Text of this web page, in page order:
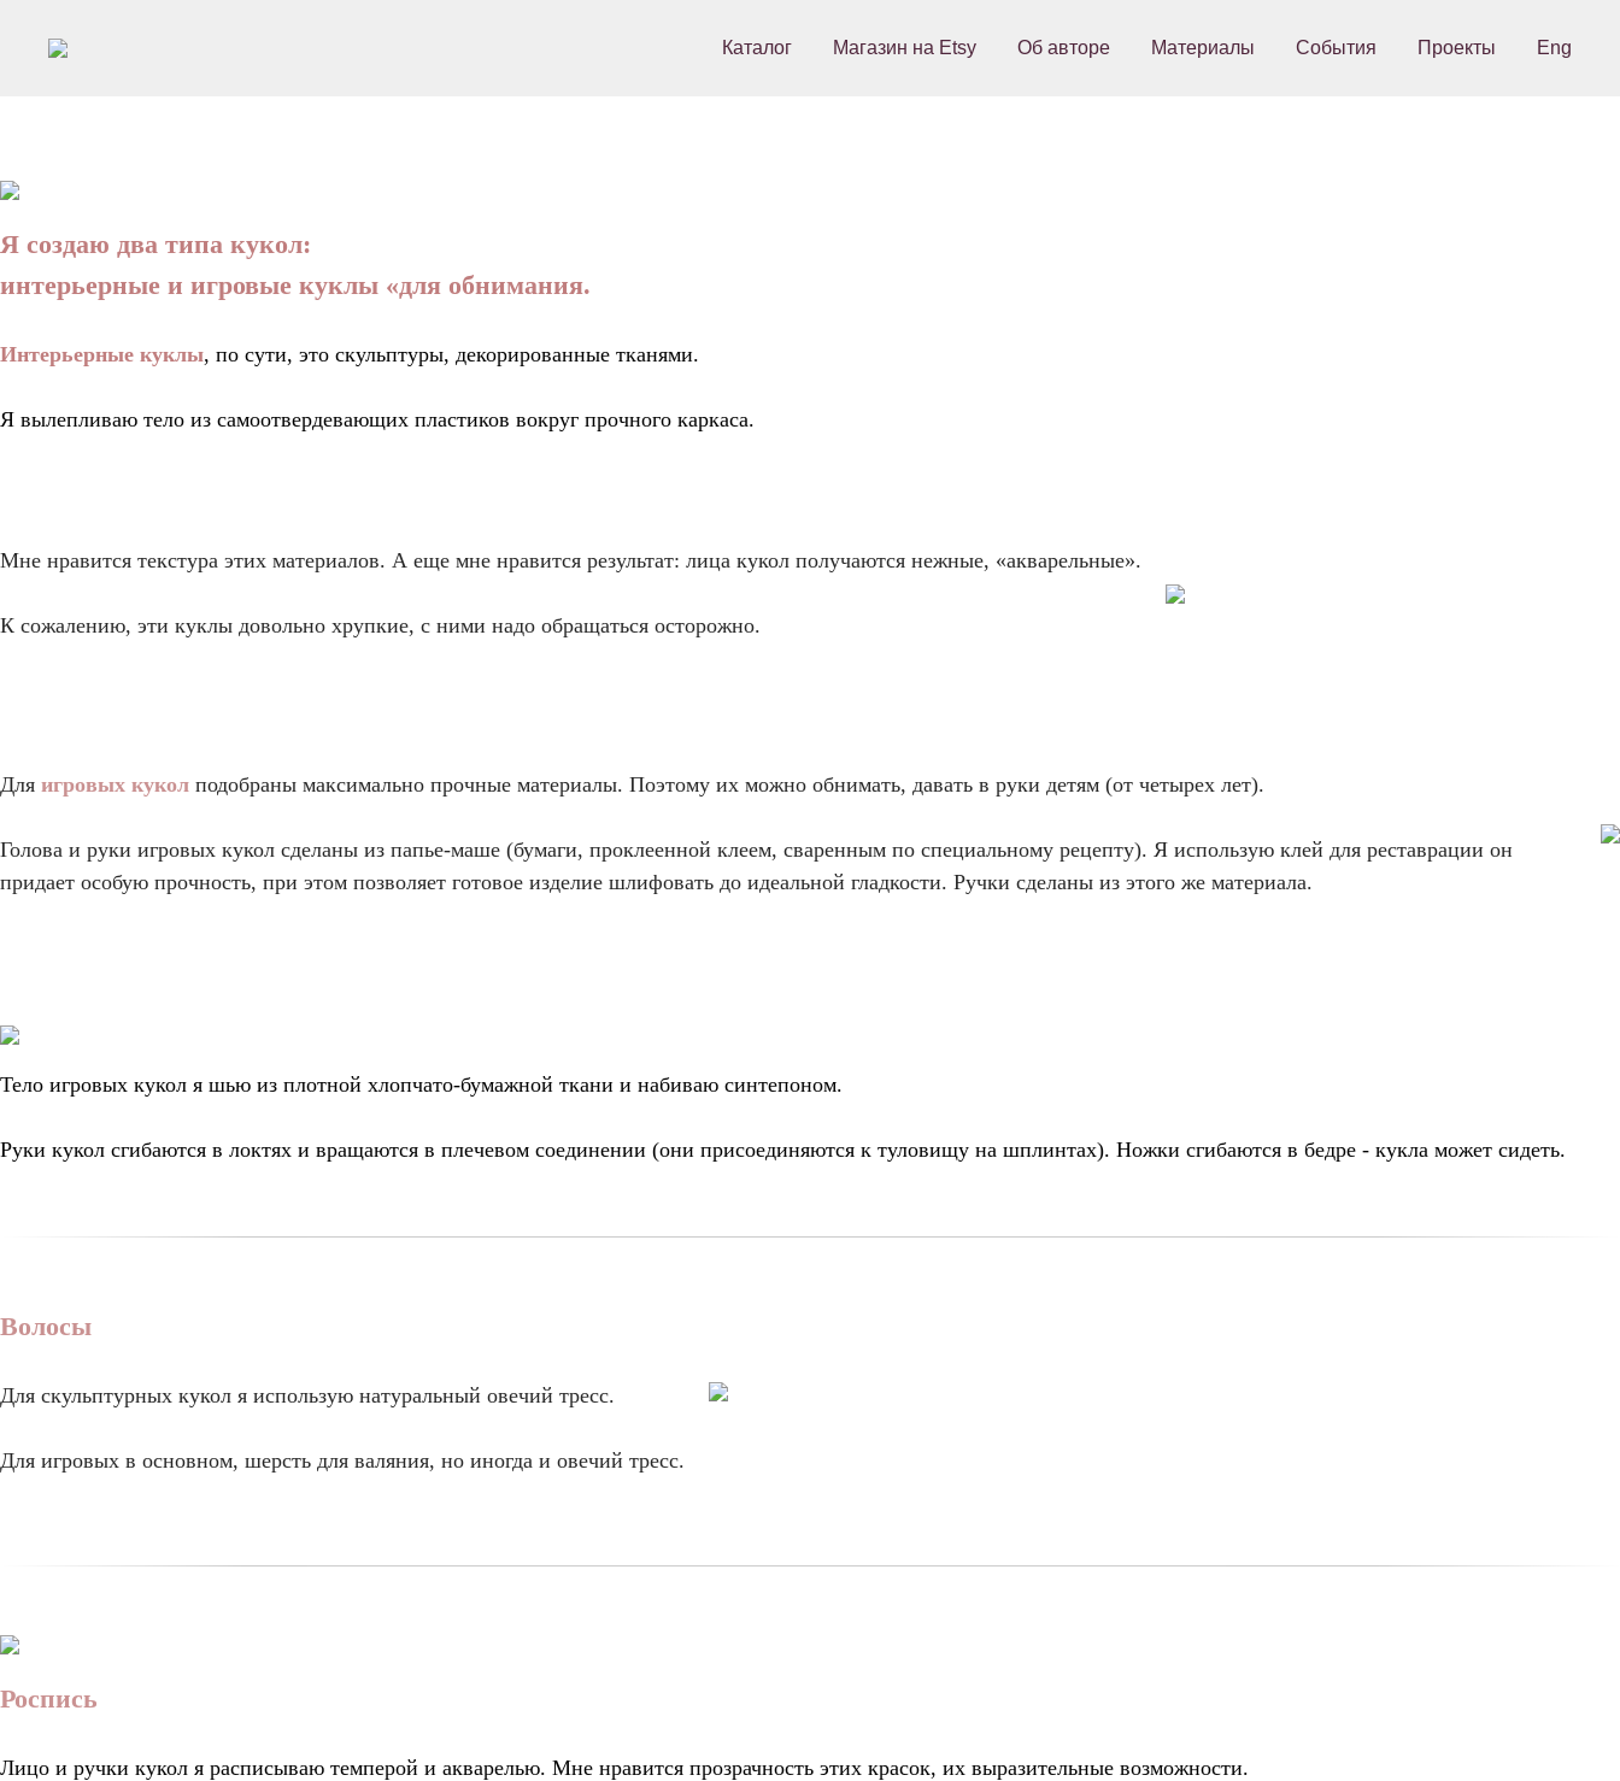
Каталог Магазин на Etsy Об авторе Материалы События Проекты Eng
Я создаю два типа кукол:
интерьерные и игровые куклы «для обнимания.
Интерьерные куклы, по сути, это скульптуры, декорированные тканями.
Я вылепливаю тело из самоотвердевающих пластиков вокруг прочного каркаса.
Мне нравится текстура этих материалов. А еще мне нравится результат: лица кукол получаются нежные, «акварельные».
К сожалению, эти куклы довольно хрупкие, с ними надо обращаться осторожно.
Для игровых кукол подобраны максимально прочные материалы. Поэтому их можно обнимать, давать в руки детям (от четырех лет).
Голова и руки игровых кукол сделаны из папье-маше (бумаги, проклеенной клеем, сваренным по специальному рецепту). Я использую клей для реставрации он
придает особую прочность, при этом позволяет готовое изделие шлифовать до идеальной гладкости. Ручки сделаны из этого же материала.
Тело игровых кукол я шью из плотной хлопчато-бумажной ткани и набиваю синтепоном.
Руки кукол сгибаются в локтях и вращаются в плечевом соединении (они присоединяются к туловищу на шплинтах). Ножки сгибаются в бедре - кукла может сидеть.
Волосы
Для скульптурных кукол я использую натуральный овечий тресс.
Для игровых в основном, шерсть для валяния, но иногда и овечий тресс.
Роспись
Лицо и ручки кукол я расписываю темперой и акварелью. Мне нравится прозрачность этих красок, их выразительные возможности.